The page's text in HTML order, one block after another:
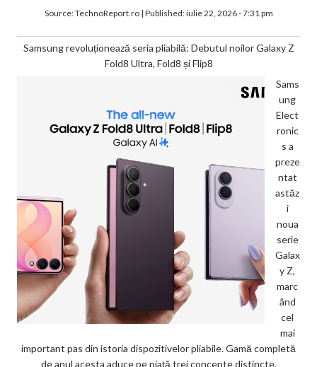
Source:TechnoReport.ro| Published:iulie 22, 2026 - 7:31 pm
Samsung revoluționează seria pliabilă: Debutul noilor Galaxy Z
Fold8 Ultra, Fold8 și Flip8
Sams
ung
Elect
ronic
s a
preze
ntat
astăz
i
noua
serie
Galax
y Z,
marc
ând
cel
mai
important pas din istoria dispozitivelor pliabile. Gamă completă
de anul acesta aduce pe piață trei concepte distincte,